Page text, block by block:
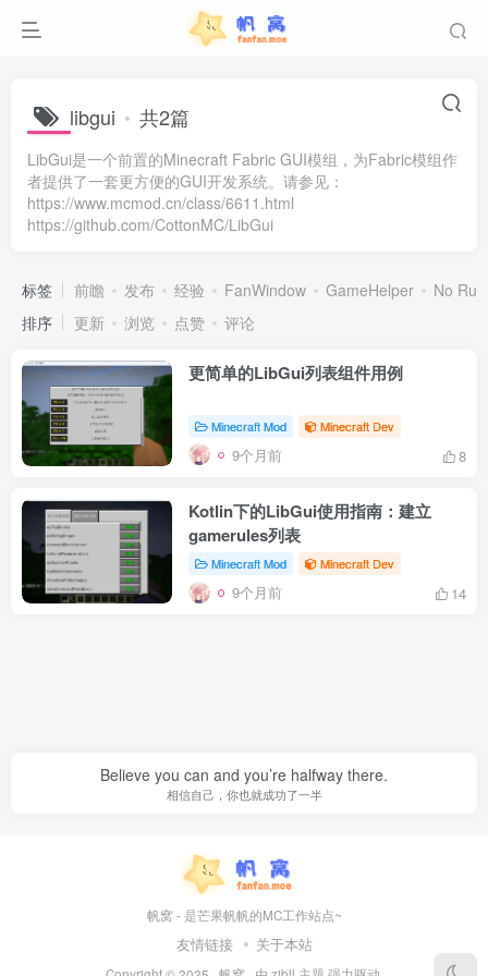
libgui 共2篇
LibGui是一个前置的Minecraft Fabric GUI模组，为Fabric模组作
者提供了一套更方便的GUI开发系统。请参见：
https://www.mcmod.cn/class/6611.html
https://github.com/CottonMC/LibGui
标签 前瞻 发布 经验 FanWindow GameHelper
No
排序
更新 浏览 点赞 评论
更简单的LibGui列表组件用例
Minecraft Mod Minecraft Dev
9个月前 8
Kotlin下的LibGui使用指南：建立
gamerules列表
Minecraft Mod Minecraft Dev
9个月前 14
Believe you can and you’re halfway there.
相信自己，你也就成功了一半
帆窝 - 是芒果帆帆的MC工作站点~
友情链接 关于本站